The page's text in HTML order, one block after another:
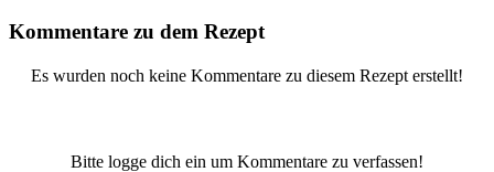
Kommentare zu dem Rezept
Es wurden noch keine Kommentare zu diesem Rezept erstellt!
Bitte logge dich ein um Kommentare zu verfassen!